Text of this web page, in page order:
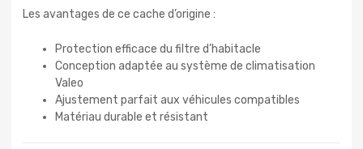
Les avantages de ce cache d’origine :
Protection efficace du filtre d’habitacle
Conception adaptée au système de climatisation
Valeo
Ajustement parfait aux véhicules compatibles
Matériau durable et résistant